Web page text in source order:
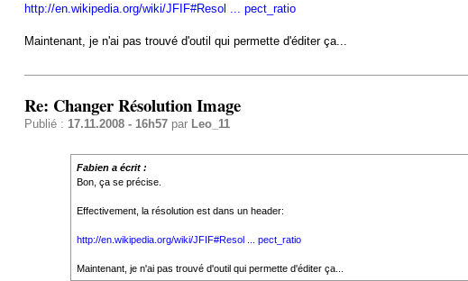
http://en.wikipedia.org/wiki/JFIF#Resol ... pect_ratio
Maintenant, je n'ai pas trouvé d'outil qui permette d'éditer ça...
Re: Changer Résolution Image
Publié : 17.11.2008 - 16h57par Leo_11
Fabien a écrit :
Bon, ça se précise.
Effectivement, la résolution est dans un header:
http://en.wikipedia.org/wiki/JFIF#Resol ... pect_ratio
Maintenant, je n'ai pas trouvé d'outil qui permette d'éditer ça...